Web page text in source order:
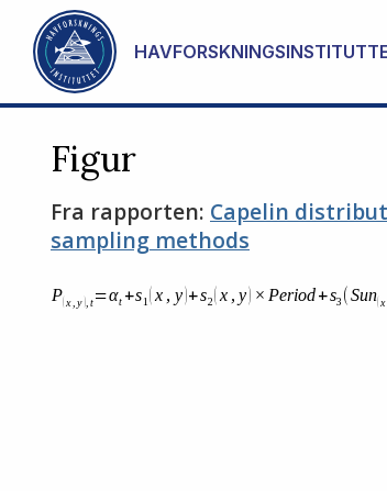
Gå til hovedinnhold
Figur
Fra rapporten: Capelin
sampling methods
Stopp